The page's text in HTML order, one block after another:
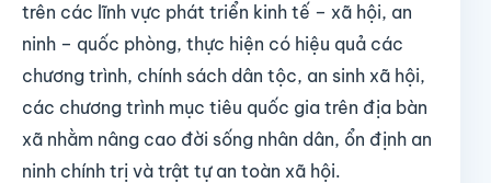
trên các lĩnh vực phát triển kinh tế – xã hội, an
ninh – quốc phòng, thực hiện có hiệu quả các
chương trình, chính sách dân tộc, an sinh xã hội,
các chương trình mục tiêu quốc gia trên địa bàn
xã nhằm nâng cao đời sống nhân dân, ổn định an
ninh chính trị và trật tự an toàn xã hội.